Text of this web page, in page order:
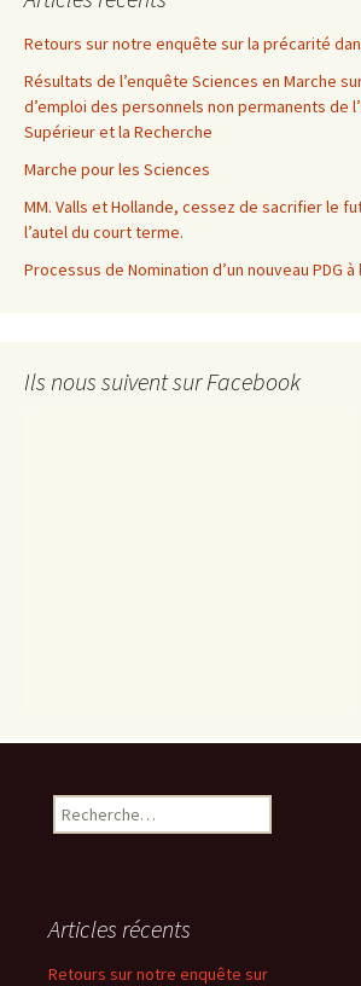
Retours sur notre enquête sur la précarité
Résultats de l’enquête Sciences en Marche
d’emploi des personnels non permanents de
Supérieur et la Recherche
Marche pour les Sciences
MM. Valls et Hollande, cessez de sacrifier le
l’autel du court terme.
Processus de Nomination d’un nouveau PDG à
Ils nous suivent sur Facebook
Rechercher :
Articles récents
Retours sur notre enquête sur